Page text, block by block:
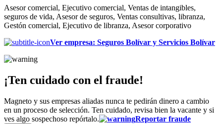
Asesor comercial, Ejecutivo comercial, Ventas de intangibles,
seguros de vida, Asesor de seguros, Ventas consultivas, libranza,
Gestón comercial, Ejecutivo de libranza, Asesor corporativo
Ver empresa: Seguros Bolívar y Servicios Bolívar
¡Ten cuidado con el fraude!
Magneto y sus empresas aliadas nunca te pedirán dinero a cambio
en un proceso de selección. Ten cuidado, revisa bien la vacante y si
ves algo sospechoso repórtalo.
Reportar fraude